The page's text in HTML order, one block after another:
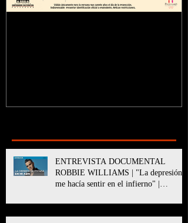
ENTREVISTA DOCUMENTAL
ROBBIE WILLIAMS | "La depresión
me hacía sentir en el infierno" |